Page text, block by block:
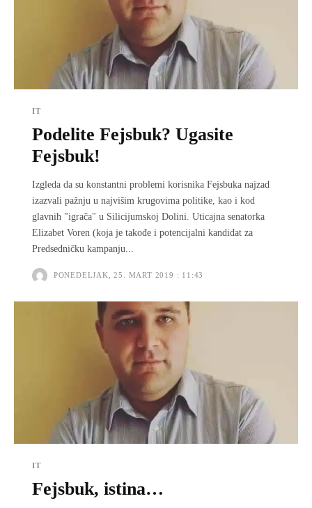
IT
Podelite Fejsbuk? Ugasite
Fejsbuk!
Izgleda da su konstantni problemi korisnika Fejsbuka najzad
izazvali pažnju u najvišim krugovima politike, kao i kod
glavnih "igrača" u Silicijumskoj Dolini. Uticajna senatorka
Elizabet Voren (koja je takođe i potencijalni kandidat za
Predsedničku kampanju...
PONEDELJAK, 25. MART 2019 : 11:43
IT
Fejsbuk, istina…